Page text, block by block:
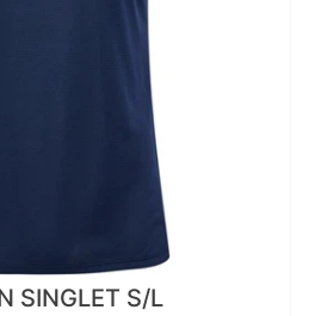
SINGLET S/L